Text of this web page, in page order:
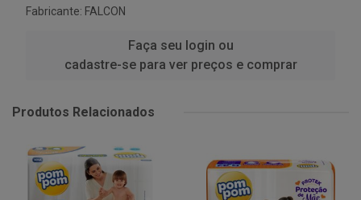
Fabricante: FALCON
Faça seu login ou
cadastre-se para ver preços e comprar
Produtos Relacionados